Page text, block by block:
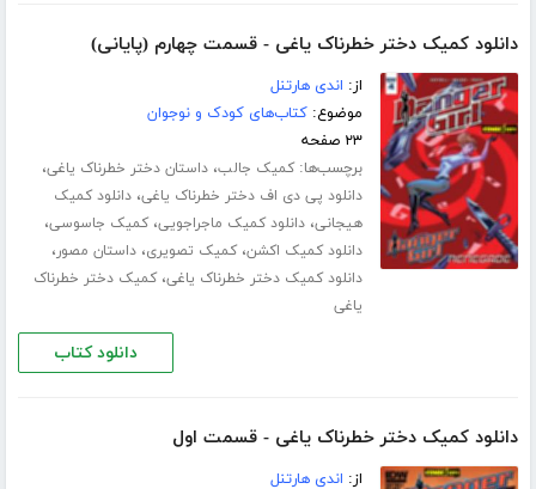
دانلود کمیک دختر خطرناک یاغی - قسمت چهارم (پایانی)
از: اندی هارتنل
موضوع:کتاب‌های کودک و نوجوان
۲۳ صفحه
برچسب‌ها:کمیک جالب،داستان دختر خطرناک یاغی،
دانلود پی دی اف دختر خطرناک یاغی،دانلود کمیک
هیجانی،دانلود کمیک ماجراجویی،کمیک جاسوسی،
دانلود کمیک اکشن،کمیک تصویری،داستان مصور،
دانلود کمیک دختر خطرناک یاغی،کمیک دختر خطرناک
یاغی
دانلود کتاب
دانلود کمیک دختر خطرناک یاغی - قسمت اول
از: اندی هارتنل